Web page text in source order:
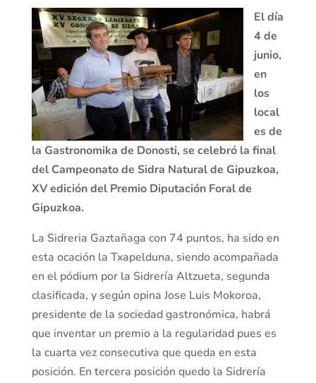
El día
4 de
junio,
en
los
local
es de
la Gastronomika de Donosti, se celebró la final
del Campeonato de Sidra Natural de Gipuzkoa,
XV edición del Premio Diputación Foral de
Gipuzkoa.
La Sidreria Gaztañaga con 74 puntos, ha sido en
esta ocación la Txapelduna, siendo acompañada
en el pódium por la Sidrería Altzueta, segunda
clasificada, y según opina Jose Luis Mokoroa,
presidente de la sociedad gastronómica, habrá
que inventar un premio a la regularidad pues es
la cuarta vez consecutiva que queda en esta
posición. En tercera posición quedo la Sidrería